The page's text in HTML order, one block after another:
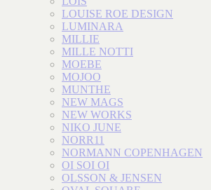
LOUISE ROE DESIGN
LUMINARA
MILLIE
MILLE NOTTI
MOEBE
MOJOO
MUNTHE
NEW MAGS
NEW WORKS
NIKO JUNE
NORR11
NORMANN COPENHAGEN
OI SOI OI
OLSSON & JENSEN